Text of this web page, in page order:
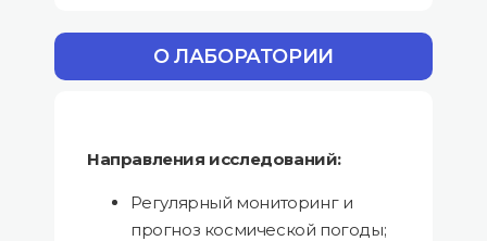
О ЛАБОРАТОРИИ
Направления исследований:
⁠Регулярный мониторинг и
прогноз космической погоды;